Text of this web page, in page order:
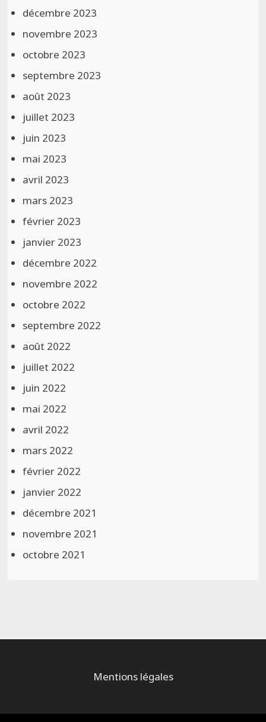
décembre 2023
novembre 2023
octobre 2023
septembre 2023
août 2023
juillet 2023
juin 2023
mai 2023
avril 2023
mars 2023
février 2023
janvier 2023
décembre 2022
novembre 2022
octobre 2022
septembre 2022
août 2022
juillet 2022
juin 2022
mai 2022
avril 2022
mars 2022
février 2022
janvier 2022
décembre 2021
novembre 2021
octobre 2021
Mentions légales